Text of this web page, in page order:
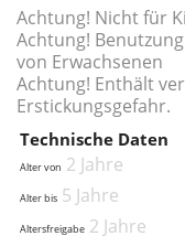
Achtung! Nicht für
Achtung!
von Erwachsenen
Achtung! Enthält
Erstickungsgefahr.
Technische Daten
Alter von 2 Jahre
Alter bis 5 Jahre
Altersfreigabe 2 Jahre